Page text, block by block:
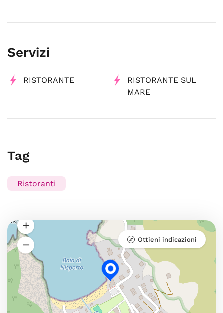
Servizi
RISTORANTE
RISTORANTE SUL
MARE
Tag
Ristoranti
Ottieni indicazioni